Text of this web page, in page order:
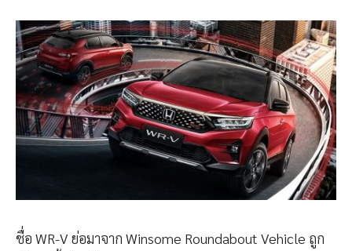
ชื่อ WR-V ย่อมาจาก Winsome Roundabout Vehicle ถูก